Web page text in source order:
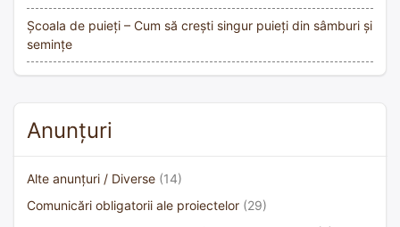
Școala de puieți – Cum să crești singur puieți din sâmburi și
semințe
Anunțuri
Alte anunțuri / Diverse (14)
Comunicări obligatorii ale proiectelor (29)